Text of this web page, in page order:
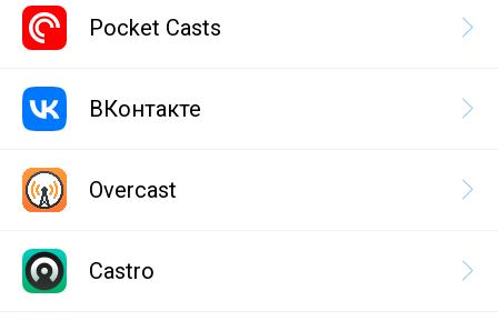
Pocket Casts
ВКонтакте
Overcast
Castro